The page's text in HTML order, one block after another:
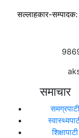
सल्लाहकार-सम्पादक:
समाचार
समग्रपाटी
शिक्षापाटी